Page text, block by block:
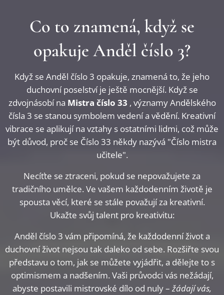
Co to znamená, když se
opakuje Anděl číslo 3?
Když se Anděl číslo 3 opakuje, znamená to, že jeho
duchovní poselství je ještě mocnější. Když se
zdvojnásobí na Mistra číslo 33 , významy Andělského
čísla 3 se stanou symbolem vedení a vědění. Kreativní
vibrace se aplikují na vztahy s ostatními lidmi, což může
být důvod, proč se Číslo 33 někdy nazývá "Číslo mistra
učitele".
Necíťte se ztraceni, pokud se nepovažujete za
tradičního umělce. Ve vašem každodenním životě je
spousta věcí, které se stále považují za kreativní.
Ukažte svůj talent pro kreativitu:
Anděl číslo 3 vám připomíná, že každodenní život a
duchovní život nejsou tak daleko od sebe. Rozšiřte svou
představu o tom, jak se můžete vyjádřit, a dělejte to s
optimismem a nadšením. Vaši průvodci vás nežádají,
abyste postavili mistrovské dílo od nuly –žádají vás,